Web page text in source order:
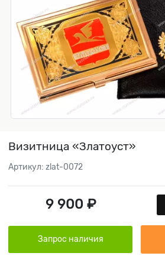
Визитница «Златоуст»
Артикул: zlat-0072
9 900 ₽
Запрос наличия